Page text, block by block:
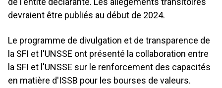
devraient être publiés au début de 2024.
Le programme de divulgation et de transparence de
la SFI et l'UNSSE ont présenté la collaboration entre
la SFI et l'UNSSE sur le renforcement des capacités
en matière d'ISSB pour les bourses de valeurs.